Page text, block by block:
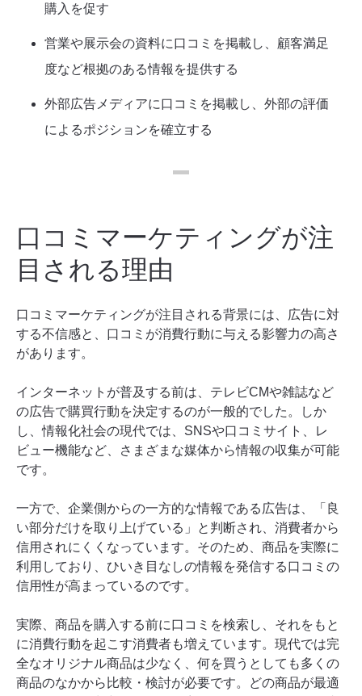
購入を促す
営業や展示会の資料に口コミを掲載し、顧客満足
度など根拠のある情報を提供する
外部広告メディアに口コミを掲載し、外部の評価
によるポジションを確立する
口コミマーケティングが注
目される理由
口コミマーケティングが注目される背景には、広告に対
する不信感と、口コミが消費行動に与える影響力の高さ
があります。
インターネットが普及する前は、テレビCMや雑誌など
の広告で購買行動を決定するのが一般的でした。しか
し、情報化社会の現代では、SNSや口コミサイト、レ
ビュー機能など、さまざまな媒体から情報の収集が可能
です。
一方で、企業側からの一方的な情報である広告は、「良
い部分だけを取り上げている」と判断され、消費者から
信用されにくくなっています。そのため、商品を実際に
利用しており、ひいき目なしの情報を発信する口コミの
信用性が高まっているのです。
実際、商品を購入する前に口コミを検索し、それをもと
に消費行動を起こす消費者も増えています。現代では完
全なオリジナル商品は少なく、何を買うとしても多くの
商品のなかから比較・検討が必要です。どの商品が最適